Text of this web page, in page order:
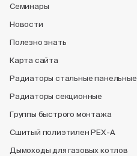
Семинары
Новости
Полезно знать
Карта сайта
Радиаторы стальные панельные
Радиаторы секционные
Группы быстрого монтажа
Сшитый полиэтилен PEX-A
Дымоходы для газовых котлов